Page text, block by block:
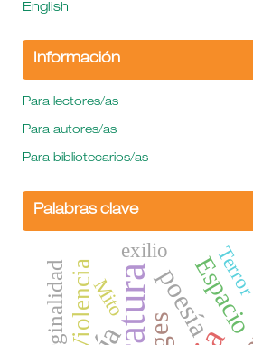
English
Información
Para lectores/as
Para autores/as
Para bibliotecarios/as
Palabras clave
poesíaEspacio
Violencia
marginalidad Mito
exilio Terror